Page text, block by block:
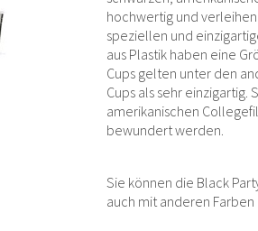
hochwertig und
speziellen und
aus Plastik haben eine
Cups gelten unter den
Cups als sehr einzigartig.
amerikanischen
bewundert werden.
Sie können die Black
auch mit anderen Farben